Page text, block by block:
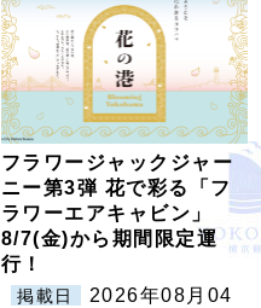
フラワージャックジャー
ニー第3弾 花で彩る「フ
ラワーエアキャビン」
8/7(金)から期間限定運
行！
掲載日
2026年08月04